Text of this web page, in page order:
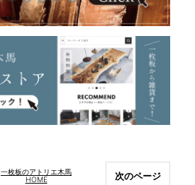
一枚板のアトリエ木馬
HOME
次のページ